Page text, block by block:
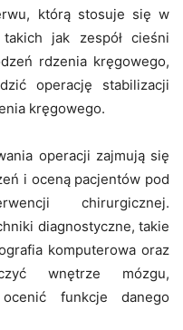
którą stosuje się w
jak zespół cieśni
rdzenia kręgowego,
operację stabilizacji
kręgowego.
operacji zajmują się
i oceną pacjentów pod
chirurgicznej.
diagnostyczne, takie
komputerowa oraz
wnętrze mózgu,
funkcje danego